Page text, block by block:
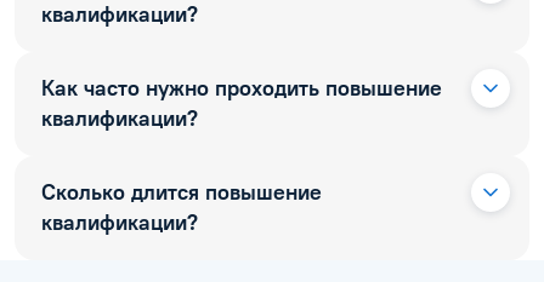
квалификации?
Как часто нужно проходить повышение
квалификации?
Сколько длится повышение
квалификации?